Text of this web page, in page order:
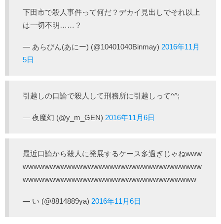
下田市で殺人事件って何だ？デカイ見出しでそれ以上
は一切不明……？
— あらびん(あにー) (@10401040Binmay) 2016年11月
5日
引越しの口論で殺人して刑務所に引越しって^^;
— 夜魔幻 (@y_m_GEN) 2016年11月6日
最近口論から殺人に発展するケース多過ぎじゃねwww
wwwwwwwwwwwwwwwwwwwwwwwwwwwwwwwww
wwwwwwwwwwwwwwwwwwwwwwwwwwwwwwww
— い (@8814889ya) 2016年11月6日